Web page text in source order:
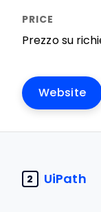
Prezzo su
Website
2 UiPath